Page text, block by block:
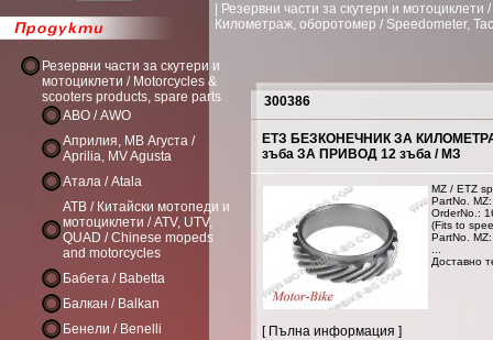
Резервни части за скутери и
мотоциклети / Motorcycles &
scooters products, spare parts
АВО / AWO
Априлия, МВ Агуста /
Aprilia, MV Agusta
Атала / Atala
АТВ / Китайски мотопеди и
мотоциклети / ATV, UTV,
QUAD / Chinese mopeds
and motorcycles
Бабета / Babetta
Балкан / Balkan
Бенели / Benelli
| Резервни части за скутери и
Километраж, оборотомер / Speedometer,
300386
ЕТЗ БЕЗКОНЕЧНИК ЗА
зъба ЗА ПРИВОД 12 зъба / МЗ
MZ / ETZ
PartNo.
OrderNo.:
(Fits to
PartNo.
Доставно
[ Пълна информация ]